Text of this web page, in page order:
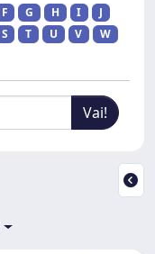
F G H I
J
S T U V
W